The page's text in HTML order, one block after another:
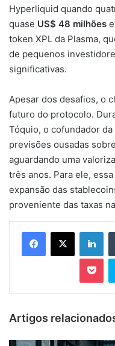
Hyperliquid quando
quase US$ 48 milhões
token XPL da Plasma,
de pequenos
significativas.
Apesar dos desafios, o
futuro do protocolo.
Tóquio, o cofundador
previsões ousadas
aguardando uma
três anos. Para ele,
expansão das
proveniente das taxas
Facebook
X
Artigos